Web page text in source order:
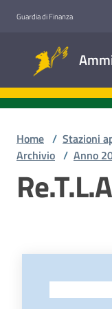
Guardia di Finanza
Accesso
civico
appaltanti
Home / Stazioni
Archivio / Anno
-